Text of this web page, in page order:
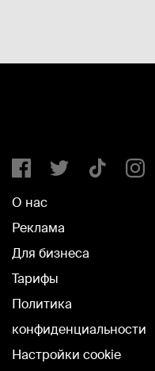
О нас
Реклама
Для бизнеса
Тарифы
Политика
конфиденциальности
Настройки cookie